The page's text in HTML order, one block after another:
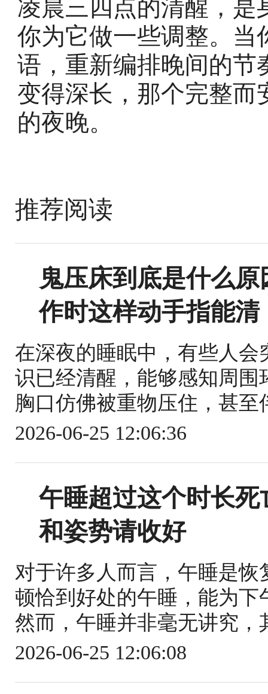
凌晨三四点的清醒，
你为它做一些调整。
语，重新编排晚间的
变得深长，那个完整
的夜晚。
推荐阅读
鬼压床到底是什么
作时这样动手指能清
在深夜的睡眠中，有些人
识已经清醒，能够感知周
胸口仿佛被重物压住，甚
2026-06-25 12:06:36
午睡超过这个时长
和姿势请收好
对于许多人而言，午睡是
顿恰到好处的午睡，能为
然而，午睡并非毫无讲究
2026-06-25 12:06:08